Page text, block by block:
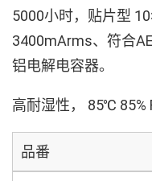
5000小时，贴片型
3400mArms、符合
铝电解电容器。
高耐湿性， 85℃ 85%
品番